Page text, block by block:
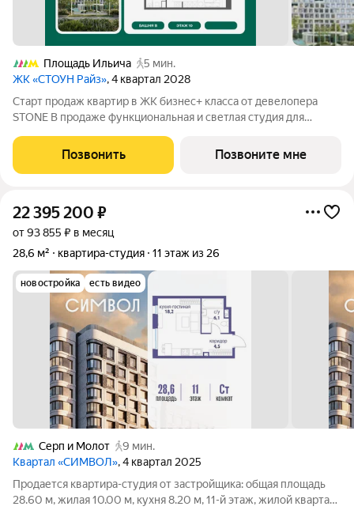
Площадь Ильича
5 мин.
ЖК «СТОУН Райз», 4 квартал 2028
Старт продаж квартир в ЖК бизнес+ класса от девелопера
STONE В продаже функциональная и светлая студия для
молодым парам и небольшим семьям. Квартира расположена
в камерном низкоэтажном жилом
Позвонить Позвоните мне
22 395 200 ₽
от 93 855 ₽ в месяц
28,6 м²
квартира-студия 11 этаж из 26
новостройка есть видео
Серп и Молот
9 мин.
Квартал «СИМВОЛ», 4 квартал 2025
Продается квартира-студия от застройщика: общая площадь
28.60 м, жилая 10.00 м, кухня 8.20 м, 11-й этаж, жилой квартал